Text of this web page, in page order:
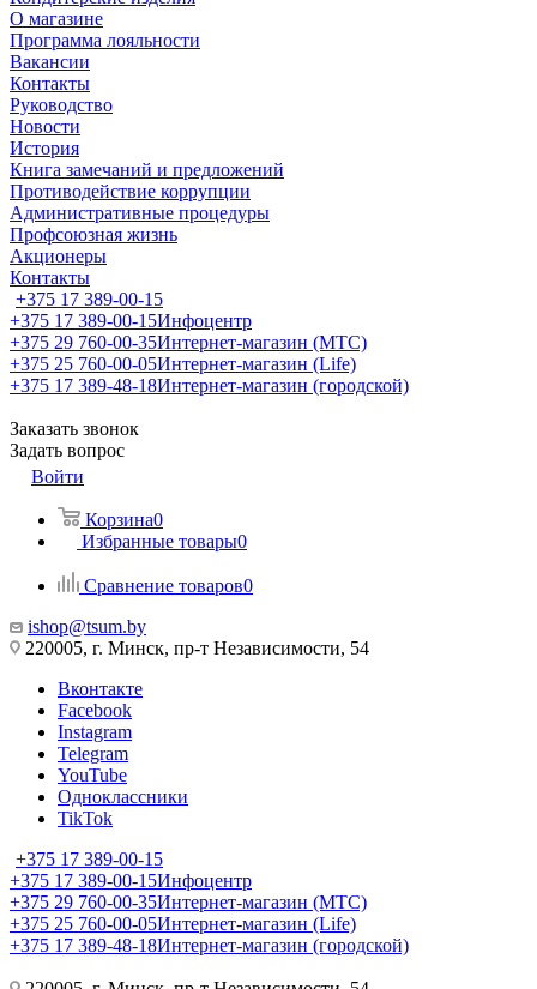
О магазине
Программа лояльности
Вакансии
Контакты
Руководство
Новости
История
Книга замечаний и предложений
Противодействие коррупции
Административные процедуры
Профсоюзная жизнь
Акционеры
Контакты
+375 17 389-00-15
+375 17 389-00-15Инфоцентр
+375 29 760-00-35Интернет-магазин (МТС)
+375 25 760-00-05Интернет-магазин (Life)
+375 17 389-48-18Интернет-магазин (городской)
Заказать звонок
Задать вопрос
Войти
Корзина0
Избранные товары0
Сравнение товаров0
ishop@tsum.by
220005, г. Минск, пр-т Независимости, 54
Вконтакте
Facebook
Instagram
Telegram
YouTube
Одноклассники
TikTok
+375 17 389-00-15
+375 17 389-00-15Инфоцентр
+375 29 760-00-35Интернет-магазин (МТС)
+375 25 760-00-05Интернет-магазин (Life)
+375 17 389-48-18Интернет-магазин (городской)